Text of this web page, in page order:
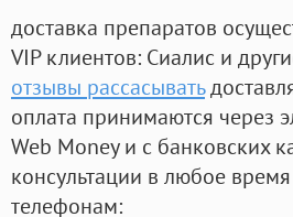
доставка препаратов
VIP клиентов: Сиалис и
отзывы рассасывать
оплата принимаются через
Web Money и с банковских
консультации в любое
телефонам: